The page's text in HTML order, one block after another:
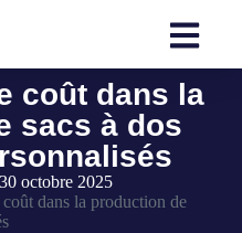
coût dans la
sacs à dos
30 octobre 2025
dans la production de